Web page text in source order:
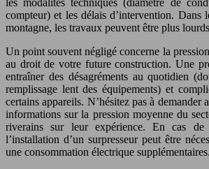
les modalités techniques (diamètre de
compteur) et les délais d’intervention. Dans
montagne, les travaux peuvent être plus
Un point souvent négligé concerne la
au droit de votre future construction. Une
entraîner des désagréments au quotidien
remplissage lent des équipements) et
certains appareils. N’hésitez pas à demander
informations sur la pression moyenne du
riverains sur leur expérience. En cas de
l’installation d’un surpresseur peut être
une consommation électrique supplémentaires.